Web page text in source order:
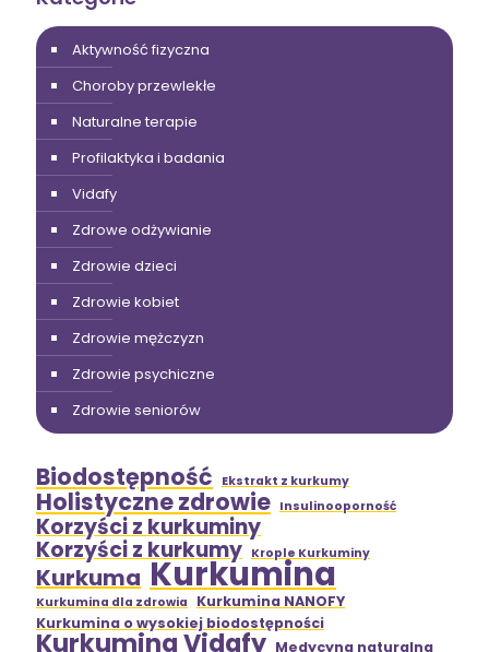
Aktywność fizyczna
Choroby przewlekłe
Naturalne terapie
Profilaktyka i badania
Vidafy
Zdrowe odżywianie
Zdrowie dzieci
Zdrowie kobiet
Zdrowie mężczyzn
Zdrowie psychiczne
Zdrowie seniorów
Biodostępność Ekstrakt z kurkumy
Holistyczne zdrowie Insulinooporność
Korzyści z kurkuminy
Korzyści z kurkumy Krople Kurkuminy
Kurkuma Kurkumina
Kurkumina dla zdrowia
Kurkumina NANOFY
Kurkumina o wysokiej biodostępności
Kurkumina Vidafy Medycyna naturalna